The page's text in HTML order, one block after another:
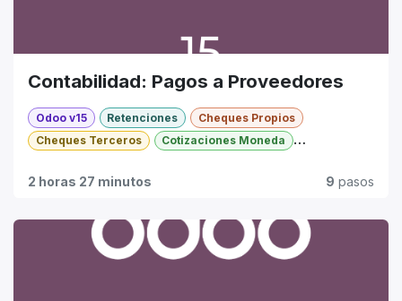
Contabilidad: Pagos a Proveedores
Odoo v15 Retenciones
Cheques Propios
Cheques Terceros
Cotizaciones Moneda
2 horas 27 minutos 9 pasos